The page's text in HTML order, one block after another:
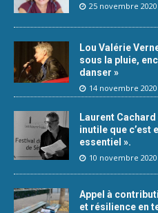
25 novembre 2020
Lou Valérie
sous la pluie,
danser »
14 novembre 2020
Laurent
inutile que c’est
essentiel ».
10 novembre 2020
Appel à
et résilience en